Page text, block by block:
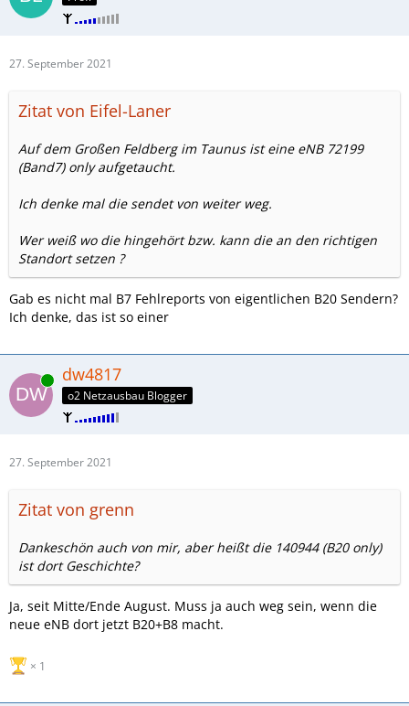
27. September 2021
Zitat von Eifel-Laner
Auf dem Großen Feldberg im Taunus ist eine eNB 72199
(Band7) only aufgetaucht.
Ich denke mal die sendet von weiter weg.
Wer weiß wo die hingehört bzw. kann die an den richtigen
Standort setzen ?
Gab es nicht mal B7 Fehlreports von eigentlichen B20 Sendern?
Ich denke, das ist so einer
Online dw4817
o2 Netzausbau Blogger
27. September 2021
Zitat von grenn
Dankeschön auch von mir, aber heißt die 140944 (B20 only)
ist dort Geschichte?
Ja, seit Mitte/Ende August. Muss ja auch weg sein, wenn die
neue eNB dort jetzt B20+B8 macht.
1